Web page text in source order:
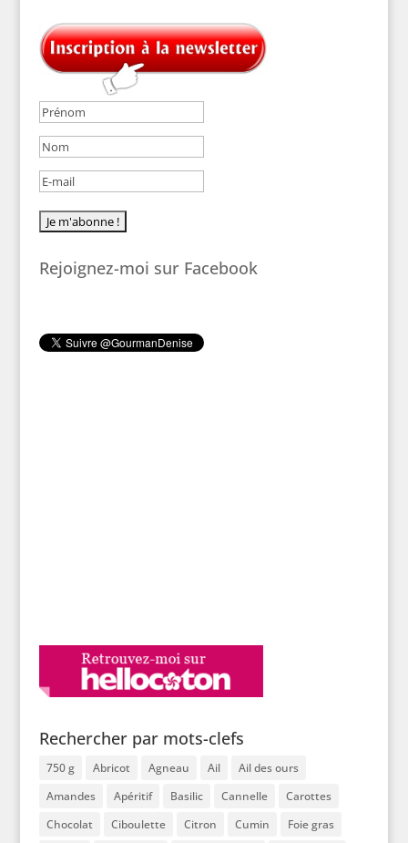
Rejoignez-moi sur Facebook
Rechercher par mots-clefs
750 g Abricot Agneau Ail
Ail des ours
Amandes
Apéritif Basilic Cannelle
Carottes
Chocolat
Ciboulette Citron Cumin Foie gras